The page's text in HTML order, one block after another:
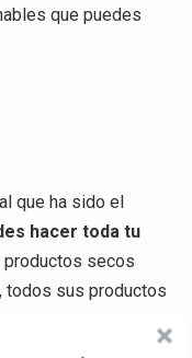
que puedes
que ha sido el
hacer toda tu
productos secos
todos sus productos